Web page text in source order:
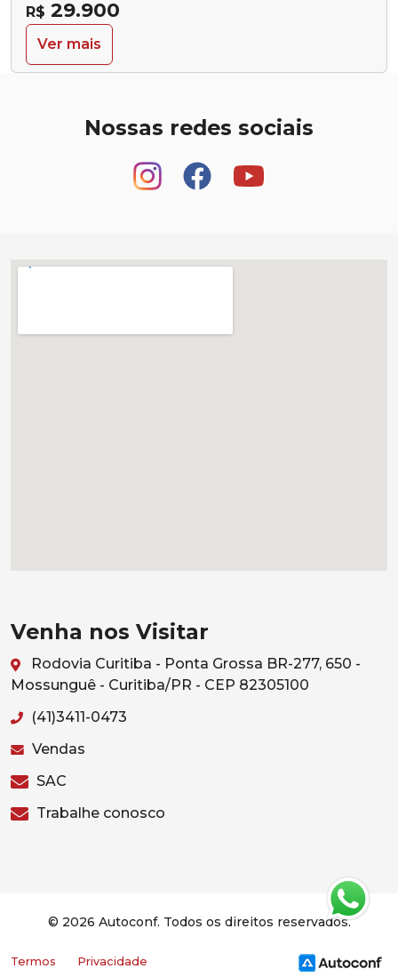
R$ 29.900
Ver mais
Nossas redes sociais
Venha nos Visitar
Rodovia Curitiba - Ponta Grossa BR-277, 650 -
Mossunguê - Curitiba/PR - CEP 82305100
(41)3411-0473
Vendas
SAC
Trabalhe conosco
© 2026 Autoconf. Todos os direitos reservados.
Termos Privacidade